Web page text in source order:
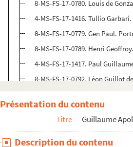
8-MS-FS-17-0780. Louis de
4-MS-FS-17-1416. Tullio
8-MS-FS-17-0779. Gen Paul.
8-MS-FS-17-0789. Henri
4-MS-FS-17-1417. Paul
8-MS-FS-17-0792. Léon Guillot
4-MS-FS-17-1419. Jean Hugo.
4-MS-FS-17-1420. Max Jacob.
4-MS-FS-17-1421. Robert Joël.
Présentation du contenu
Titre Guillaume
Description du contenu